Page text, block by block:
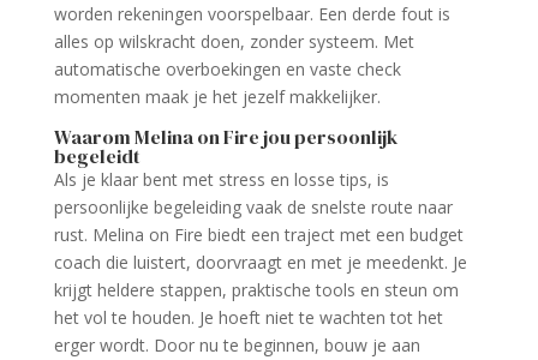
worden rekeningen voorspelbaar. Een derde fout is
alles op wilskracht doen, zonder systeem. Met
automatische overboekingen en vaste check
momenten maak je het jezelf makkelijker.
Waarom Melina on Fire jou persoonlijk
begeleidt
Als je klaar bent met stress en losse tips, is
persoonlijke begeleiding vaak de snelste route naar
rust. Melina on Fire biedt een traject met een budget
coach die luistert, doorvraagt en met je meedenkt. Je
krijgt heldere stappen, praktische tools en steun om
het vol te houden. Je hoeft niet te wachten tot het
erger wordt. Door nu te beginnen, bouw je aan